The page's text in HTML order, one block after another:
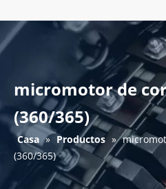
micromotor de
(360/365)
Casa » Productos »
(360/365)